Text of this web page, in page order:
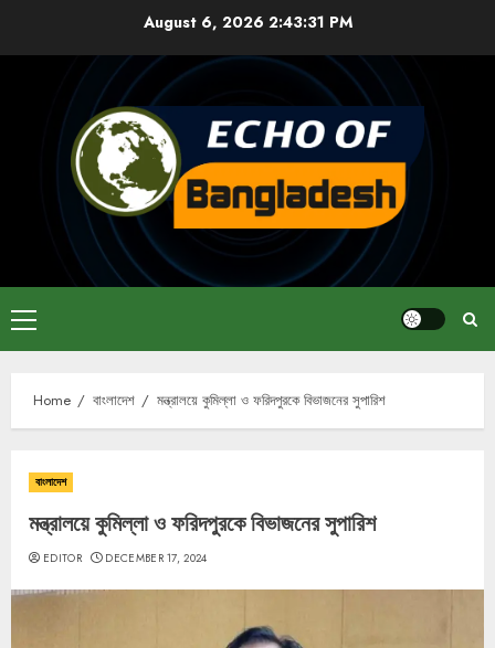
August 6, 2026 2:43:31 PM
Primary
Menu
Home বাংলাদেশ মন্ত্রালয়ে কুমিল্লা ও ফরিদপুরকে বিভাজনের সুপারিশ
বাংলাদেশ
মন্ত্রালয়ে কুমিল্লা ও ফরিদপুরকে বিভাজনের সুপারিশ
EDITOR DECEMBER 17, 2024